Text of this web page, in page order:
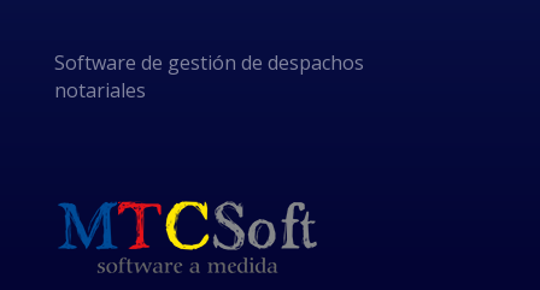
Software de gestión de despachos
notariales